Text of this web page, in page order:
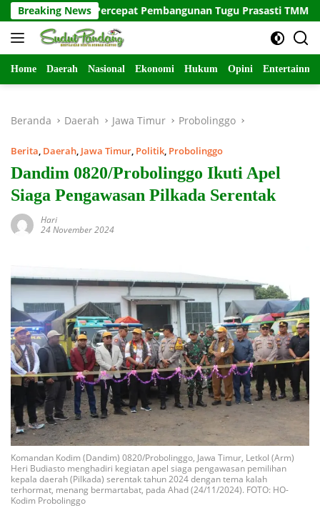
Langsung
ke
konten
Breaking News
Percepat Pembangunan Tugu Prasasti TMMD ke-129
Home Daerah Nasional Ekonomi Hukum Opini
Beranda Daerah Jawa Timur Probolinggo
Berita, Daerah, Jawa Timur, Politik, Probolinggo
Dandim 0820/Probolinggo Ikuti Apel
Siaga Pengawasan Pilkada Serentak
Hari
24 November 2024
Komandan Kodim (Dandim) 0820/Probolinggo, Jawa Timur, Letkol (Arm)
Heri Budiasto menghadiri kegiatan apel siaga pengawasan pemilihan
kepala daerah (Pilkada) serentak tahun 2024 dengan tema kalah
terhormat, menang bermartabat, pada Ahad (24/11/2024). FOTO: HO-
Kodim Probolinggo